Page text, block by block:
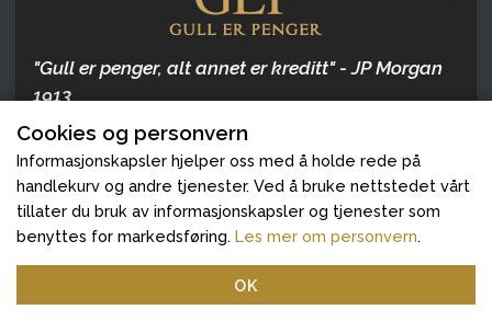
Cookies og personvern
Informasjonskapsler hjelper oss med å holde rede på
handlekurv og andre tjenester. Ved å bruke nettstedet vårt
tillater du bruk av informasjonskapsler og tjenester som
benyttes for markedsføring. Les mer om personvern.
OK
"Gull er penger, alt annet er kreditt" - JP Morgan
1913
Hold deg oppdatert med artikler om penger, inflasjon
og gull, og hvordan beskytte dine verdier.
Meld deg på